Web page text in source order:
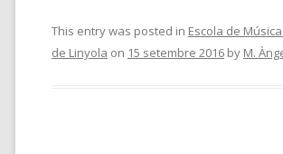
e
b
itt
er
m
p
This entry was posted in Escola de
de Linyola on 15 setembre 2016 by M.